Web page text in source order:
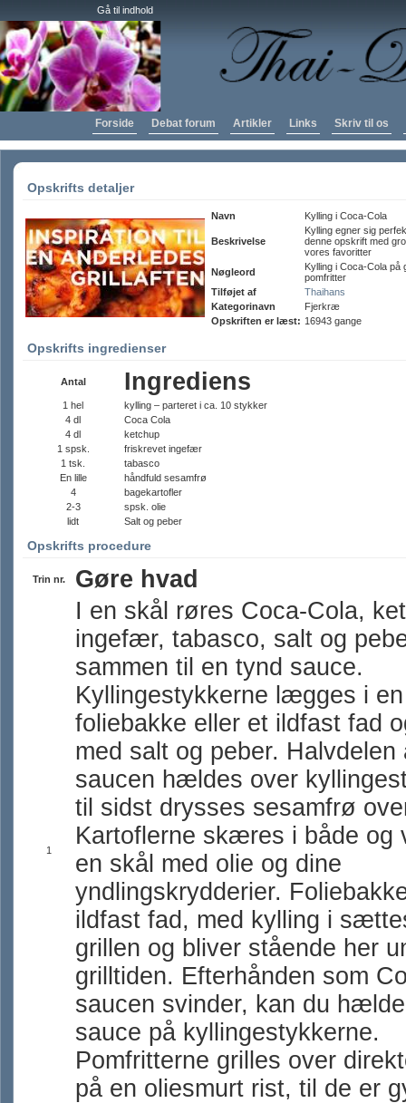
Gå til indhold
Forside Debat forum Artikler Links Skriv til os
Opskrifts detaljer
Navn Kylling i Coca-Cola
Beskrivelse
Kylling egner sig
denne opskrift med
vores favoritter
Nøgleord
Kylling i Coca-Cola på
pomfritter
Tilføjet af
Thaihans
Kategorinavn
Fjerkræ
Opskriften er læst: 16943 gange
Opskrifts ingredienser
Antal Ingrediens
1 hel
kylling – parteret i ca. 10 stykker
4 dl
Coca Cola
4 dl
ketchup
1 spsk.
friskrevet ingefær
1 tsk.
tabasco
En lille
håndfuld sesamfrø
4
bagekartofler
2-3
spsk. olie
lidt
Salt og peber
Opskrifts procedure
Trin nr. Gøre hvad
1
I en skål røres Coca-Cola,
ingefær, tabasco, salt og
sammen til en tynd sauce.
Kyllingestykkerne lægges i en
foliebakke eller et ildfast fad
med salt og peber. Halvdelen
saucen hældes over
til sidst drysses sesamfrø
Kartoflerne skæres i både og
en skål med olie og dine
yndlingskrydderier.
ildfast fad, med kylling i
grillen og bliver stående her
grilltiden. Efterhånden som
saucen svinder, kan du
sauce på kyllingestykkerne.
Pomfritterne grilles over
på en oliesmurt rist, til de er